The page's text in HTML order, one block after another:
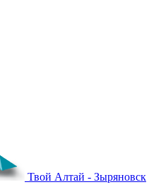
Твой Алтай - Зыряновск